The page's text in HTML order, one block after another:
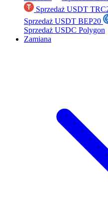
Sprzedaż USDT
Sprzedaż USDT BEP20
Sprzedaż USDC Polygon
Zamiana